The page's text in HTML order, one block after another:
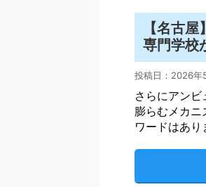
【名古
専門学校
投稿日： 2026年
さらにアン
膨らむメカ
ワードはあり